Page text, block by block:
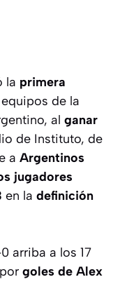
la primera
de la
al ganar
de Instituto, de
a Argentinos
jugadores
en la definición
arriba a los 17
goles de Alex